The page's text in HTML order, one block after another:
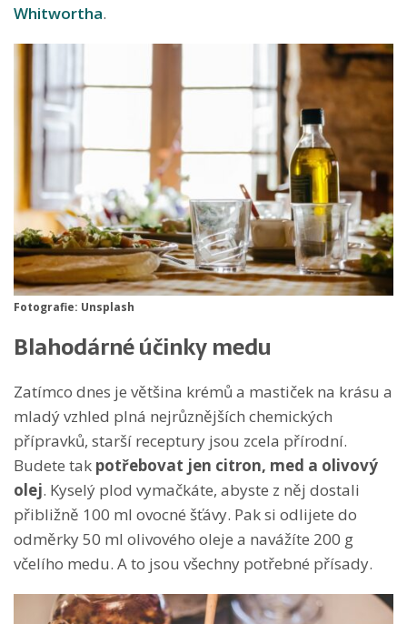
Whitwortha.
Fotografie: Unsplash
Blahodárné účinky medu
Zatímco dnes je většina krémů a mastiček na krásu a
mladý vzhled plná nejrůznějších chemických
přípravků, starší receptury jsou zcela přírodní.
Budete tak potřebovat jen citron, med a olivový
olej. Kyselý plod vymačkáte, abyste z něj dostali
přibližně 100 ml ovocné šťávy. Pak si odlijete do
odměrky 50 ml olivového oleje a navážíte 200 g
včelího medu. A to jsou všechny potřebné přísady.